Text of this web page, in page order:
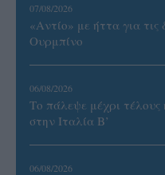
07/08/2026
«Αντίο» με ήττα για τις
Ουρμπίνο
06/08/2026
Το πάλεψε μέχρι
στην Ιταλία Β’
06/08/2026